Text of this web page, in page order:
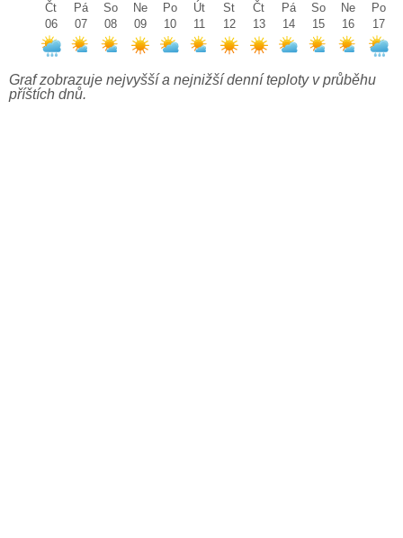
Čt
06
Pá
07
So
08
Ne
09
Po
10
Út
11
St
12
Čt
13
Pá
14
So
15
Ne
16
Po
17
Graf zobrazuje nejvyšší a nejnižší denní teploty v průběhu
příštích dnů.